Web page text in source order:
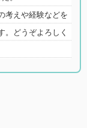
考えや経験などを
。どうぞよろしく